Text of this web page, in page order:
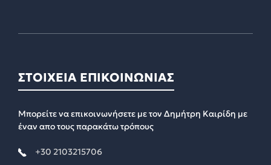
ΣΤΟΙΧΕΙΑ ΕΠΙΚΟΙΝΩΝΙΑΣ
Μπορείτε να επικοινωνήσετε με τον Δημήτρη Καιρίδη με
έναν απο τους παρακάτω τρόπους
+30 2103215706